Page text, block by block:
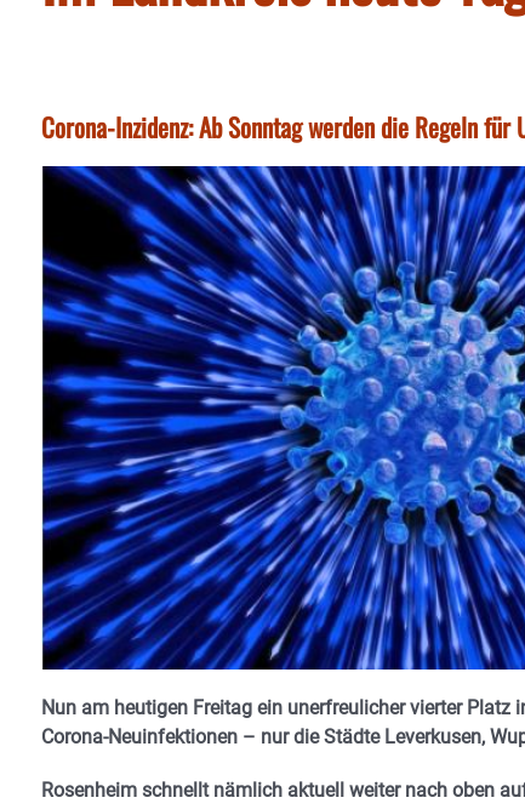
Corona-Inzidenz: Ab Sonntag werden die Regeln
Nun am heutigen Freitag ein unerfreulicher vierter
Corona-Neuinfektionen – nur die Städte Leverkusen,
Rosenheim schnellt nämlich aktuell weiter nach oben